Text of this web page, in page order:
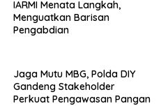
IARMI Menata Langkah,
Menguatkan Barisan
Pengabdian
Jaga Mutu MBG, Polda DIY
Gandeng Stakeholder
Perkuat Pengawasan Pangan